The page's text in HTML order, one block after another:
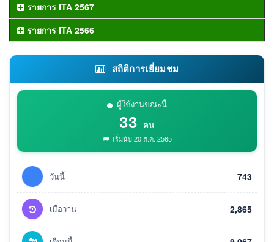
รายการ ITA 2567
รายการ ITA 2566
สถิติการเยี่ยมชม
ผู้ใช้งานขณะนี้
33 คน
เริ่มนับ 20 ส.ค. 2565
วันนี้ 743
เมื่อวาน 2,865